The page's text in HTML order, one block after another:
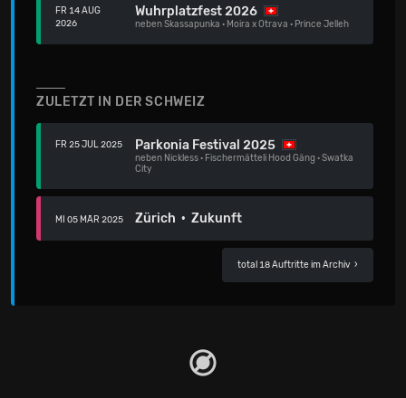
FR 14 AUG
2026
Wuhrplatzfest 2026
nebenSkassapunka · Moira x Otrava · Prince Jelleh
ZULETZT IN DER SCHWEIZ
FR 25 JUL 2025 Parkonia Festival 2025
neben Nickless· Fischermätteli Hood Gäng·Swatka
City
MI 05 MÄR 2025 Zürich · Zukunft
total 18 Auftritte im Archiv ›